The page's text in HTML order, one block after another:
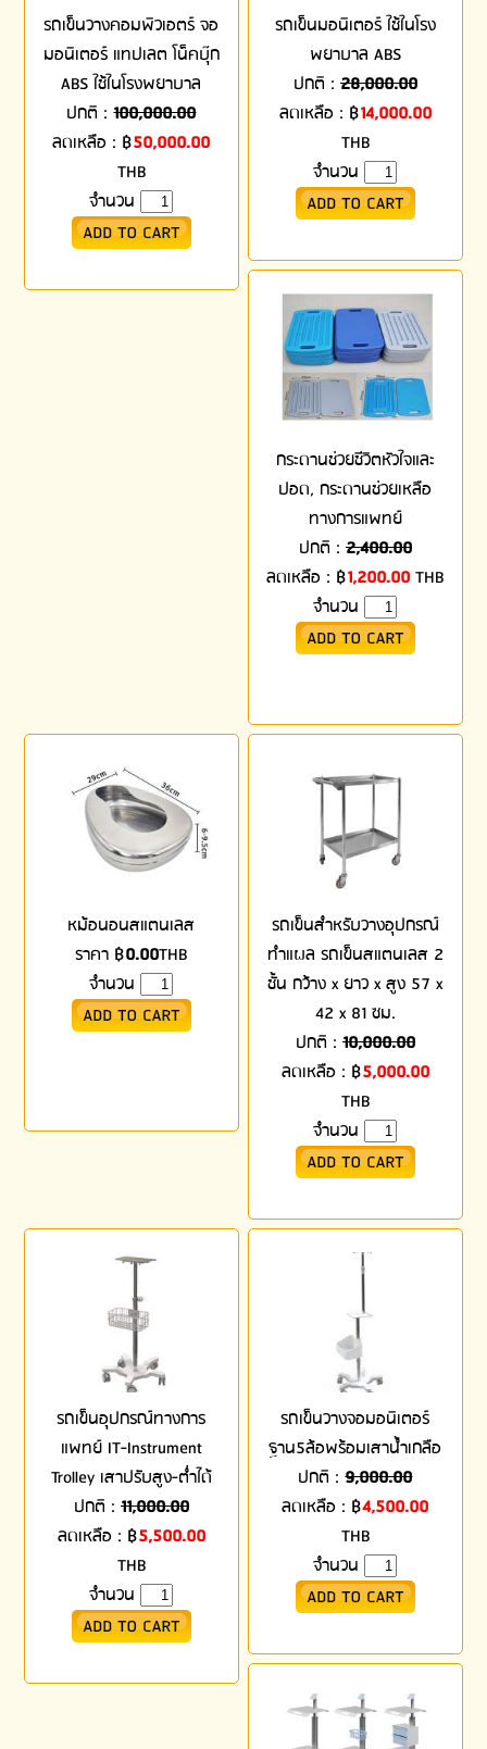
รถเข็นวางคอมพิวเอตร์ จอ
มอนิเตอร์ แทปเลต โน็คบุ๊ก
ABS ใช้ในโรงพยาบาล
ปกติ :100,000.00
ลดเหลือ : ฿50,000.00
THB
จำนวน
รถเข็นมอนิเตอร์ ใช้ในโรง
พยาบาล ABS
ปกติ : 28,000.00
ลดเหลือ : ฿14,000.00
THB
จำนวน
กระดานช่วยชีวิตหัวใจและ
ปอด, กระดานช่วยเหลือ
ทางการแพทย์
ปกติ : 2,400.00
ลดเหลือ : ฿1,200.00 THB
จำนวน
หม้อนอนสแตนเลส
ราคา ฿0.00THB
จำนวน
รถเข็นสำหรับวางอุปกรณ์
ทำแผล รถเข็นสแตนเลส 2
ชั้น กว้าง x ยาว x สูง 57 x
42 x 81 ซม.
ปกติ : 10,000.00
ลดเหลือ : ฿5,000.00
THB
จำนวน
รถเข็นอุปกรณ์ทางการ
แพทย์ IT-Instrument
Trolley เสาปรับสูง-ต่ำได้
ปกติ : 11,000.00
ลดเหลือ : ฿5,500.00
THB
จำนวน
รถเข็นวางจอมอนิเตอร์
ฐาน5ล้อพร้อมเสาน้ำเกลือ
ปกติ :9,000.00
ลดเหลือ : ฿4,500.00
THB
จำนวน